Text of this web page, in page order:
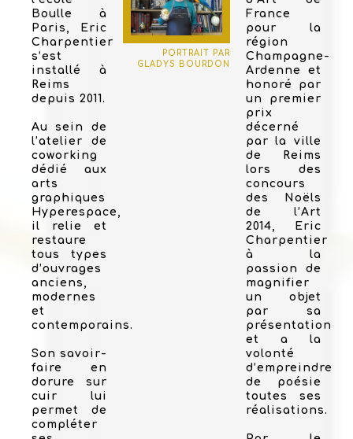
Boulle à
Paris, Eric
Charpentier
s’est
installé à
Reims
depuis 2011.
Au sein de
l’atelier de
coworking
dédié aux
arts
graphiques
Hyperespace,
il relie et
restaure
tous types
d’ouvrages
anciens,
modernes
et
contemporains.
Son savoir-
faire en
dorure sur
cuir lui
permet de
compléter
PORTRAIT PAR
GLADYS BOURDON
France
pour la
région
Champagne-
Ardenne et
honoré par
un premier
prix
décerné
par la ville
de Reims
lors des
concours
des Noëls
de l’Art
2014, Eric
Charpentier
à la
passion de
magnifier
un objet
par sa
présentation
et a la
volonté
d’empreindre
de poésie
toutes ses
réalisations.